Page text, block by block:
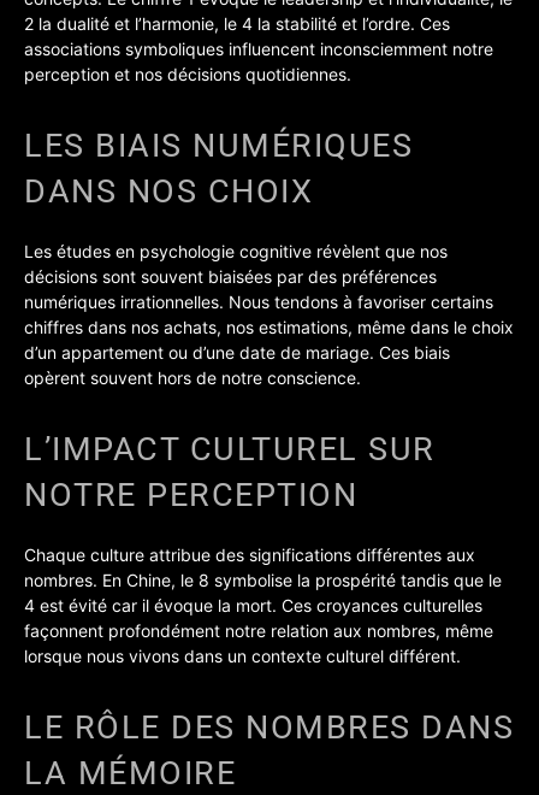
2 la dualité et l’harmonie, le 4 la stabilité et l’ordre. Ces
associations symboliques influencent inconsciemment notre
perception et nos décisions quotidiennes.
LES BIAIS NUMÉRIQUES
DANS NOS CHOIX
Les études en psychologie cognitive révèlent que nos
décisions sont souvent biaisées par des préférences
numériques irrationnelles. Nous tendons à favoriser certains
chiffres dans nos achats, nos estimations, même dans le choix
d’un appartement ou d’une date de mariage. Ces biais
opèrent souvent hors de notre conscience.
L’IMPACT CULTUREL SUR
NOTRE PERCEPTION
Chaque culture attribue des significations différentes aux
nombres. En Chine, le 8 symbolise la prospérité tandis que le
4 est évité car il évoque la mort. Ces croyances culturelles
façonnent profondément notre relation aux nombres, même
lorsque nous vivons dans un contexte culturel différent.
LE RÔLE DES NOMBRES DANS
LA MÉMOIRE